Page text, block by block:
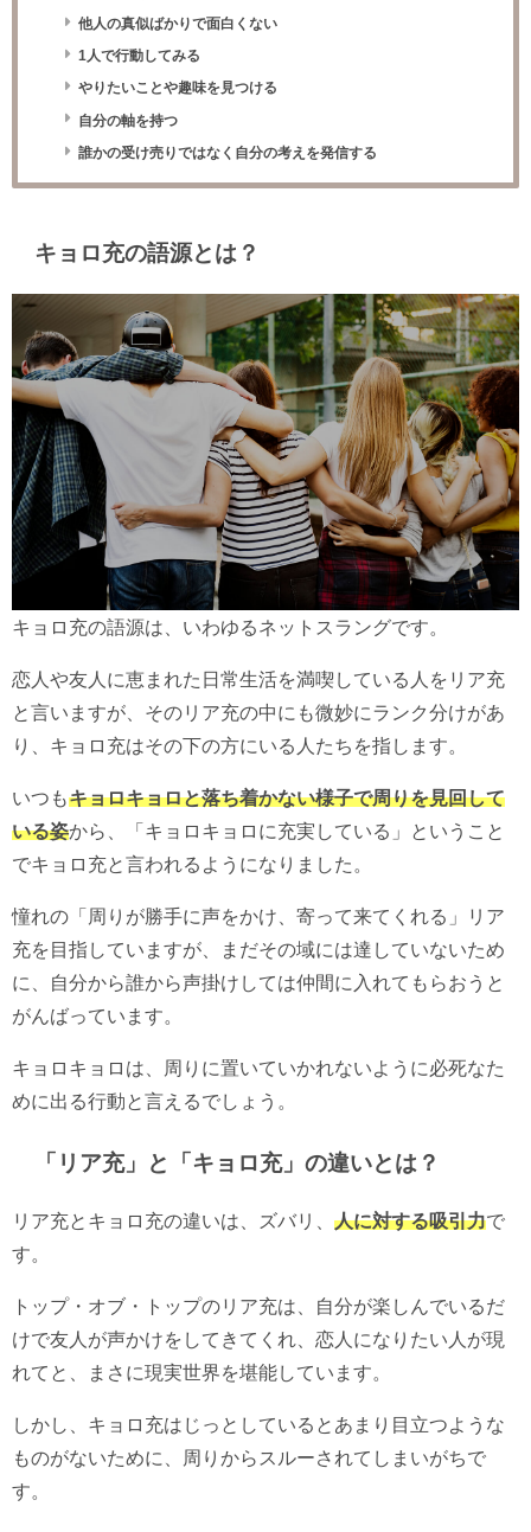
他人の真似ばかりで面白くない
1人で行動してみる
やりたいことや趣味を見つける
自分の軸を持つ
誰かの受け売りではなく自分の考えを発信する
キョロ充の語源とは？
キョロ充の語源は、いわゆるネットスラングです。
恋人や友人に恵まれた日常生活を満喫している人をリア充
と言いますが、そのリア充の中にも微妙にランク分けがあ
り、キョロ充はその下の方にいる人たちを指します。
いつもキョロキョロと落ち着かない様子で周りを見回して
いる姿から、「キョロキョロに充実している」ということ
でキョロ充と言われるようになりました。
憧れの「周りが勝手に声をかけ、寄って来てくれる」リア
充を目指していますが、まだその域には達していないため
に、自分から誰から声掛けしては仲間に入れてもらおうと
がんばっています。
キョロキョロは、周りに置いていかれないように必死なた
めに出る行動と言えるでしょう。
「リア充」と「キョロ充」の違いとは？
リア充とキョロ充の違いは、ズバリ、 人に対する吸引力で
す。
トップ・オブ・トップのリア充は、自分が楽しんでいるだ
けで友人が声かけをしてきてくれ、恋人になりたい人が現
れてと、まさに現実世界を堪能しています。
しかし、キョロ充はじっとしているとあまり目立つような
ものがないために、周りからスルーされてしまいがちで
す。